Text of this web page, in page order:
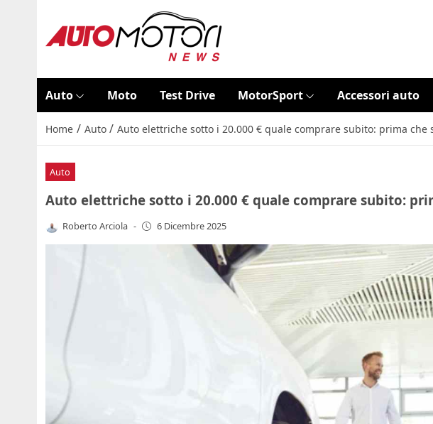
Auto Moto Test Drive MotorSport Accessori auto
Home / Auto / Auto elettriche sotto i 20.000 € quale comprare subito: prima che
Auto
Auto elettriche sotto i 20.000 € quale comprare subito:
Roberto Arciola - 6 Dicembre 2025